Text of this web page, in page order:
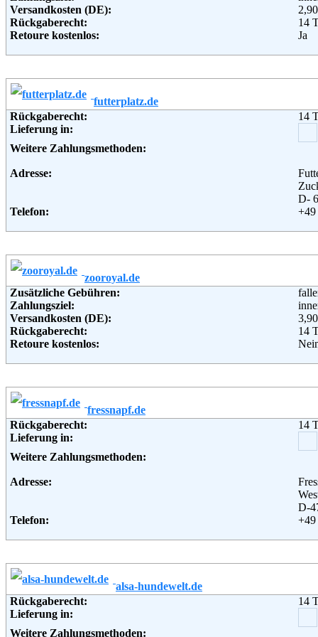
Versandkosten (DE):
Rückgaberecht:
14
Retoure kostenlos:
Ja
Weitere Zahlungsmethoden:
Telefon:
+49
Fax:
Email:
futterplatz.de
Rückgaberecht:
14
Lieferung in:
Weitere Zahlungsmethoden:
Adresse:
D-
Telefon:
+49
Weiterführende Informationen:
zooroyal.de
Zusätzliche Gebühren:
Zahlungsziel:
Versandkosten (DE):
Rückgaberecht:
14
Retoure kostenlos:
Weitere Zahlungsmethoden:
Telefon:
+49
Fax:
Email:
fressnapf.de
Rückgaberecht:
14
Lieferung in:
Weitere Zahlungsmethoden:
Adresse:
D-
Telefon:
+49
Weiterführende Informationen:
alsa-hundewelt.de
Rückgaberecht:
14
Lieferung in:
Weitere Zahlungsmethoden: